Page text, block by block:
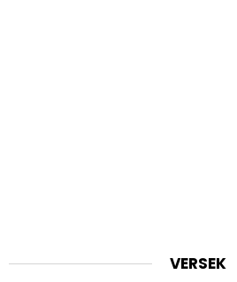
VERSEK